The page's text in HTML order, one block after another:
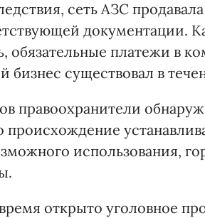
сеть АЗС
документации.
обязательные платежи в
бизнес существовал в
правоохранители
происхождение
использования,
открыто уголовное